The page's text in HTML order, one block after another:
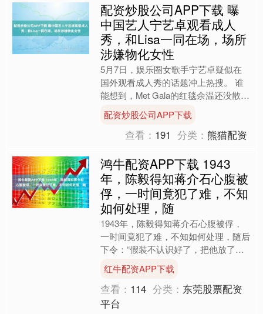
配资炒股公司APP下载 曝
中国艺人宁艺卓观看成人
秀，和Lisa一同在场，场所
涉嫌物化女性
5月7日，娱乐圈女歌手宁艺卓疑似在
国外观看成人秀的话题冲上热搜。 谁
能想到，Met Gala的红毯余温还没散
去，这位中国籍艺人的高光时刻，就被
自己亲手画上了污点....
配资炒股公司APP下载
查看： 191 分类： 熊猫配资
鸿牛配资APP下载 1943
年，陈毅得知蒋介石心腹被
俘，一时间竟犯了难，不知
如何处理，随
1943年，陈毅得知蒋介石心腹被俘，
一时间竟犯了难，不知如何处理，随后
下令：“假装不认识好了，把他放了
吧！” 1943年2月，日军对苏北进行了
扫荡。 韩德勤时任....
红牛配资APP下载
查看： 114 分类： 东莞股票配资
平台